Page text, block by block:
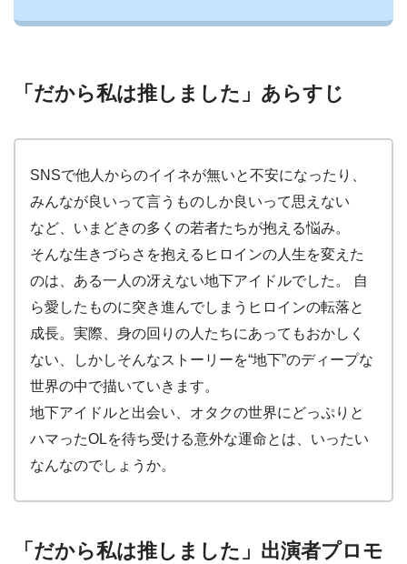
「だから私は推しました」あらすじ
SNSで他人からのイイネが無いと不安になったり 、
みんなが良いって言うものしか良いって思えない
など、いまどきの多くの若者たちが抱える悩み。
そんな生きづらさを抱えるヒロインの人生を変えた
のは、ある一人の冴えない地下アイドルでした。 自
ら愛したものに突き進んでしまうヒロインの転落と
成長。実際、身の回りの人たちにあってもおかしく
ない、しかしそんなストーリーを“地下”のディープな
世界の中で描いていきます。
地下アイドルと出会い、オタクの世界にどっぷりと
ハマったOLを待ち受ける意外な運命とは、いったい
なんなのでしょうか。
「だから私は推しました」出演者プロモ